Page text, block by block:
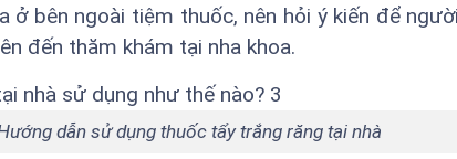
ở bên ngoài tiệm thuốc, nên hỏi ý kiến để
đến thăm khám tại nha khoa.
dẫn sử dụng thuốc tẩy trắng răng tại nhà